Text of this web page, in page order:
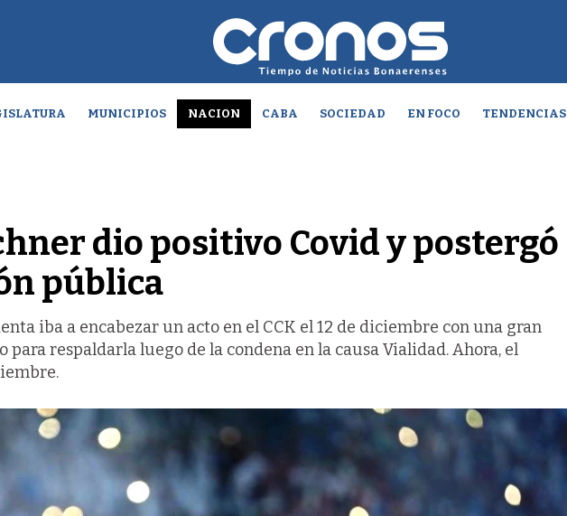
MUNICIPIOS NACION CABA SOCIEDAD EN FOCO TENDENCIAS
dio positivo Covid y postergó
pública
iba a encabezar un acto en el CCK el 12 de diciembre con una gran
respaldarla luego de la condena en la causa Vialidad. Ahora, el